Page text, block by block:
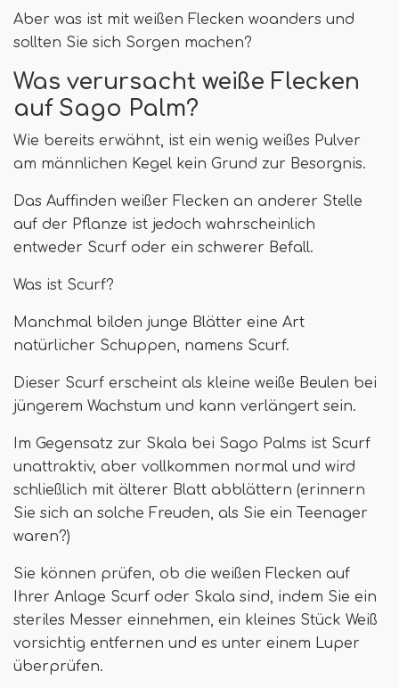
Aber was ist mit weißen Flecken woanders und
sollten Sie sich Sorgen machen?
Was verursacht weiße Flecken
auf Sago Palm?
Wie bereits erwähnt, ist ein wenig weißes Pulver
am männlichen Kegel kein Grund zur Besorgnis.
Das Auffinden weißer Flecken an anderer Stelle
auf der Pflanze ist jedoch wahrscheinlich
entweder Scurf oder ein schwerer Befall.
Was ist Scurf?
Manchmal bilden junge Blätter eine Art
natürlicher Schuppen, namens Scurf.
Dieser Scurf erscheint als kleine weiße Beulen bei
jüngerem Wachstum und kann verlängert sein.
Im Gegensatz zur Skala bei Sago Palms ist Scurf
unattraktiv, aber vollkommen normal und wird
schließlich mit älterer Blatt abblättern (erinnern
Sie sich an solche Freuden, als Sie ein Teenager
waren?)
Sie können prüfen, ob die weißen Flecken auf
Ihrer Anlage Scurf oder Skala sind, indem Sie ein
steriles Messer einnehmen, ein kleines Stück Weiß
vorsichtig entfernen und es unter einem Luper
überprüfen.